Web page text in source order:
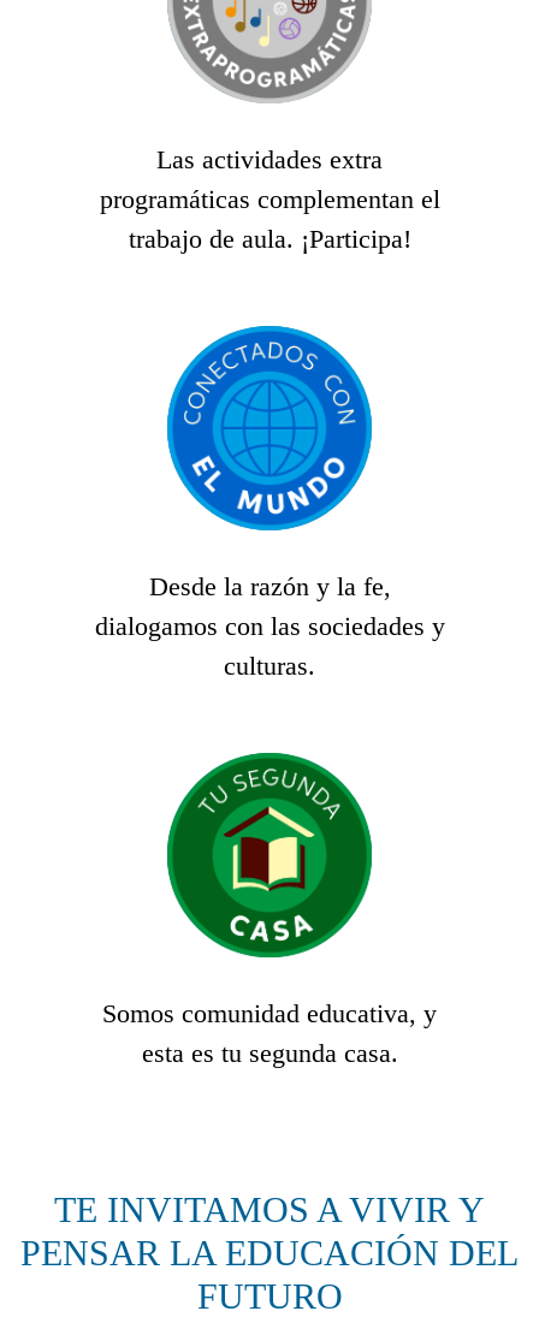
Las actividades extra
programáticas complementan el
trabajo de aula. ¡Participa!
Desde la razón y la fe,
dialogamos con las sociedades y
culturas.
Somos comunidad educativa, y
esta es tu segunda casa.
TE INVITAMOS A VIVIR Y
PENSAR LA EDUCACIÓN DEL
FUTURO